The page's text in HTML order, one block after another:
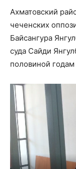
Ахматовский
чеченских
Байсангура
суда Сайди
половиной